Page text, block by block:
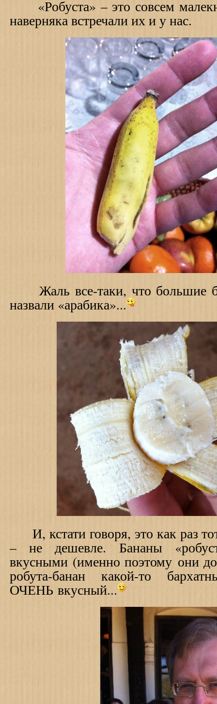
«Робуста» – это совсем
наверняка встречали их и у нас.
Жаль все-таки, что большие
назвали «арабика»...
И, кстати говоря, это как раз
– не дешевле. Бананы
вкусными (именно поэтому они
робута-банан какой-то
ОЧЕНЬ вкусный...